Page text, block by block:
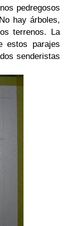
pedregosos
hay árboles,
terrenos. La
parajes
senderistas